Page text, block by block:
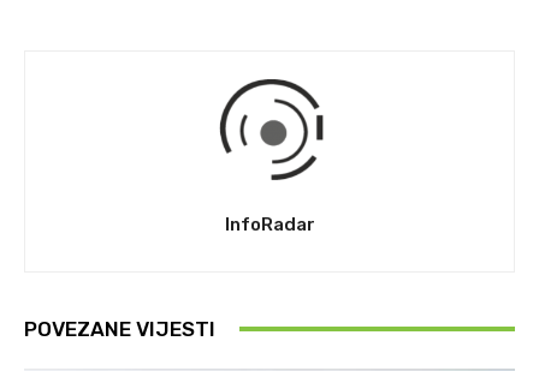
InfoRadar
POVEZANE VIJESTI